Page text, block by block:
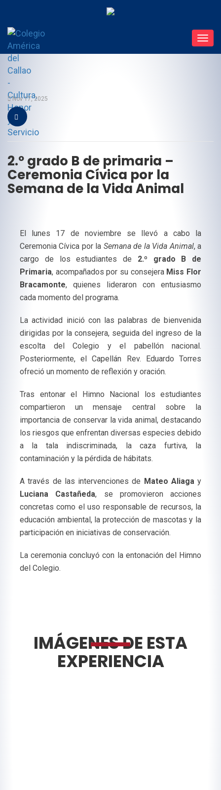
Nov 17, 2025
2.º grado B de primaria –
Ceremonia Cívica por la
Semana de la Vida Animal
El lunes 17 de noviembre se llevó a cabo la
Ceremonia Cívica por la Semana de la Vida Animal, a
cargo de los estudiantes de 2.º grado B de
Primaria, acompañados por su consejera Miss Flor
Bracamonte, quienes lideraron con entusiasmo
cada momento del programa.
La actividad inició con las palabras de bienvenida
dirigidas por la consejera, seguida del ingreso de la
escolta del Colegio y el pabellón nacional.
Posteriormente, el Capellán Rev. Eduardo Torres
ofreció un momento de reflexión y oración.
Tras entonar el Himno Nacional los estudiantes
compartieron un mensaje central sobre la
importancia de conservar la vida animal, destacando
los riesgos que enfrentan diversas especies debido
a la tala indiscriminada, la caza furtiva, la
contaminación y la pérdida de hábitats.
A través de las intervenciones de Mateo Aliagay
Luciana Castañeda, se promovieron acciones
concretas como el uso responsable de recursos, la
educación ambiental, la protección de mascotas y la
participación en iniciativas de conservación.
La ceremonia concluyó con la entonación del Himno
del Colegio.
IMÁGENES DE ESTA
EXPERIENCIA